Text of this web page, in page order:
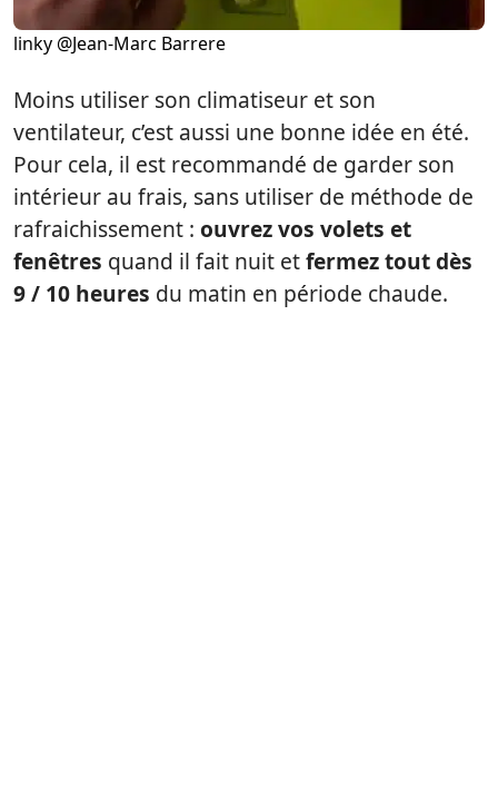
linky @Jean-Marc Barrere
Moins utiliser son climatiseur et son
ventilateur, c’est aussi une bonne idée en été.
Pour cela, il est recommandé de garder son
intérieur au frais, sans utiliser de méthode de
rafraichissement : ouvrez vos volets et
fenêtres quand il fait nuit etfermez tout dès
9 / 10 heures du matin en période chaude.